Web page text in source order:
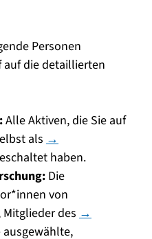
Personen
auf die detaillierten
Alle Aktiven, die Sie auf
als →
haben.
Die
von
des→
ausgewählte,